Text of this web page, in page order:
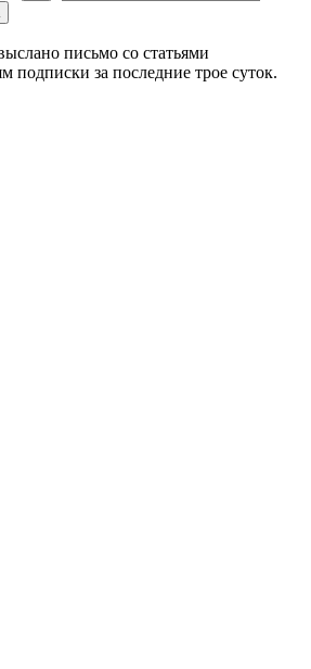
письмо со статьями
подписки за последние трое суток.